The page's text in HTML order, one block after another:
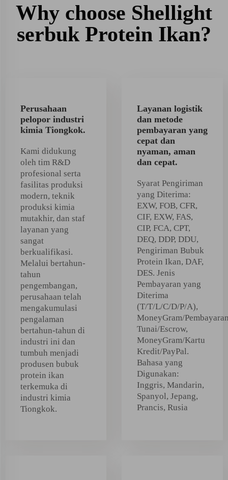
Why choose Shellight
serbuk Protein Ikan?
Perusahaan
pelopor industri
kimia Tiongkok.
Kami didukung
oleh tim R&D
profesional serta
fasilitas produksi
modern, teknik
produksi kimia
mutakhir, dan staf
layanan yang
sangat
berkualifikasi.
Melalui bertahun-
tahun
pengembangan,
perusahaan telah
mengakumulasi
pengalaman
bertahun-tahun di
industri ini dan
tumbuh menjadi
produsen bubuk
protein ikan
terkemuka di
industri kimia
Tiongkok.
Layanan logistik
dan metode
pembayaran yang
cepat dan
nyaman, aman
dan cepat.
Syarat Pengiriman
yang Diterima:
EXW, FOB, CFR,
CIF, EXW, FAS,
CIP, FCA, CPT,
DEQ, DDP, DDU,
Pengiriman Bubuk
Protein Ikan, DAF,
DES. Jenis
Pembayaran yang
Diterima
(T/T/L/C/D/P/A),
MoneyGram/
Tunai/Escrow,
MoneyGram/Kartu
Kredit/PayPal.
Bahasa yang
Digunakan:
Inggris, Mandarin,
Spanyol, Jepang,
Prancis, Rusia